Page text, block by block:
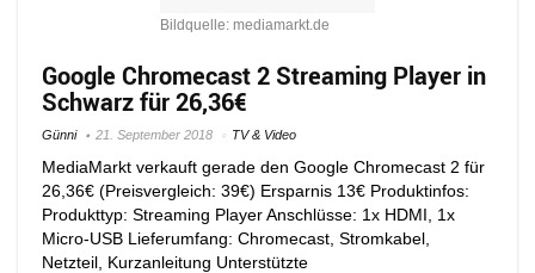
Bildquelle: mediamarkt.de
Google Chromecast 2 Streaming Player in
Schwarz für 26,36€
Günni 21. September 2018 TV & Video
MediaMarkt verkauft gerade den Google Chromecast 2 für
26,36€ (Preisvergleich: 39€) Ersparnis 13€ Produktinfos:
Produkttyp: Streaming Player Anschlüsse: 1x HDMI, 1x
Micro-USB Lieferumfang: Chromecast, Stromkabel,
Netzteil, Kurzanleitung Unterstützte